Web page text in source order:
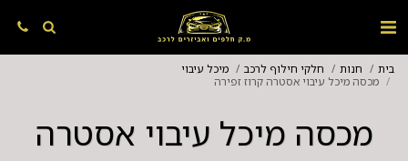
בית חנות חלקי חילוף לרכב
מיכל עיבוי
מכסה מיכל עיבוי אסטרה קרוז זפירה
מכסה מיכל עיבוי אסטרה